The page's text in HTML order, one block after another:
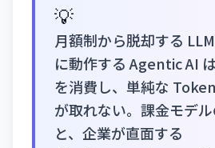
💡
月額制から脱却する
に動作する Agentic AI
を消費し、単純な
が取れない。課金モデ
と、企業が直面する